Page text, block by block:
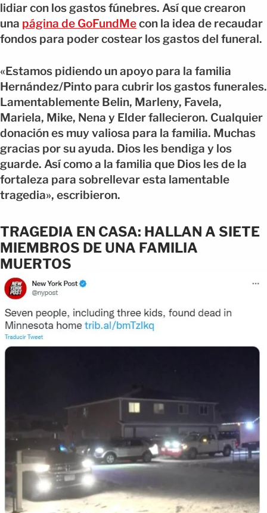
lidiar con los gastos fúnebres. Así que crearon
una página de GoFundMecon la idea de recaudar
fondos para poder costear los gastos del funeral.
«Estamos pidiendo un apoyo para la familia
Hernández/Pinto para cubrir los gastos funerales.
Lamentablemente Belin, Marleny, Favela,
Mariela, Mike, Nena y Elder fallecieron. Cualquier
donación es muy valiosa para la familia. Muchas
gracias por su ayuda. Dios les bendiga y los
guarde. Así como a la familia que Dios les de la
fortaleza para sobrellevar esta lamentable
tragedia», escribieron.
TRAGEDIA EN CASA: HALLAN A SIETE
MIEMBROS DE UNA FAMILIA
MUERTOS